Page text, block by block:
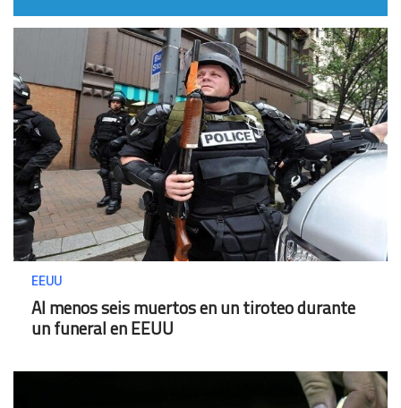
EEUU
Al menos seis muertos en un tiroteo durante
un funeral en EEUU